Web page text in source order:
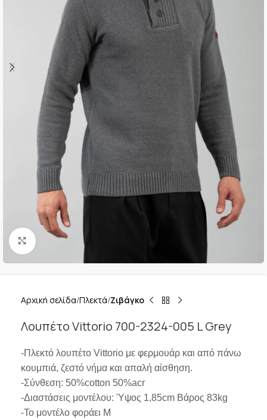
Κλικ για μεγέθυνση
Αρχική σελίδα Πλεκτά Ζιβάγκο
Λουπέτο Vittorio 700-2324-005 L Grey
-Πλεκτό λουπέτο Vittorio με φερμουάρ και από πάνω
κουμπιά, ζεστό νήμα και απαλή αίσθηση.
-Σύνθεση: 50%cotton 50%acr
-Διαστάσεις μοντέλου: Ύψος 1,85cm Βάρος 83kg
-Το μοντέλο φοράει M